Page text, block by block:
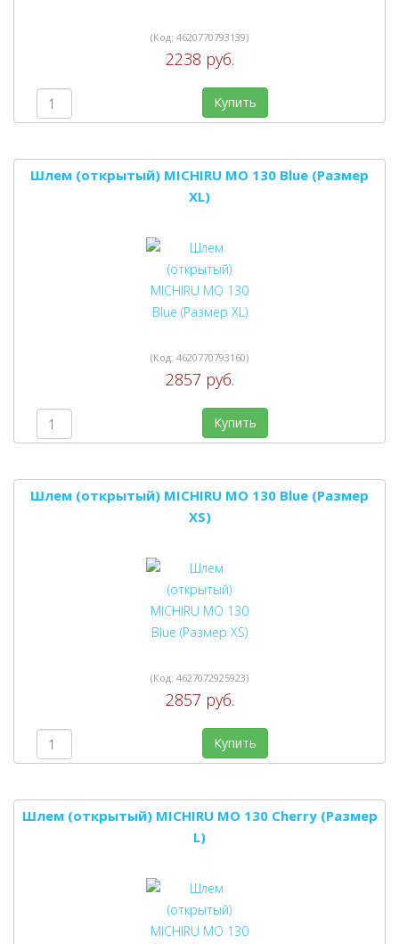
(Код: 4620770793139)
2238 руб.
Купить
Шлем (открытый) MICHIRU MO 130 Blue (Размер
XL)
(Код: 4620770793160)
2857 руб.
Купить
Шлем (открытый) MICHIRU MO 130 Blue (Размер
XS)
(Код: 4627072925923)
2857 руб.
Купить
Шлем (открытый) MICHIRU MO 130 Cherry (Размер
L)